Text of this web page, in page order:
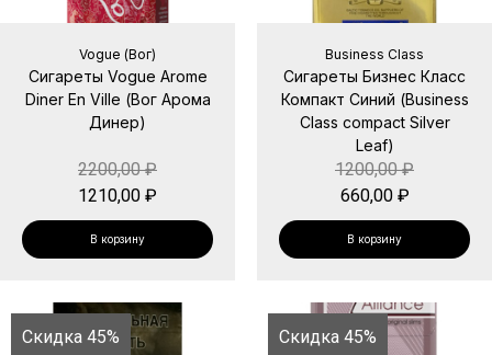
Vogue (Вог)
Сигареты Vogue Arome
Diner En Ville (Вог Арома
Динер)
2200,00₽
1210,00 ₽
В корзину
Business Class
Сигареты Бизнес Класс
Компакт Синий (Business
Class compact Silver
Leaf)
1200,00₽
660,00 ₽
В корзину
Скидка 45% Скидка 45%